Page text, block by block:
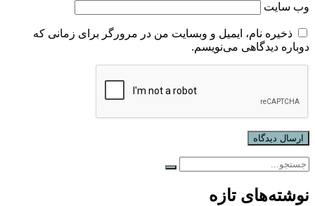
وب‌ سایت
ذخیره نام، ایمیل و وبسایت من در مرورگر برای زمانی که
دوباره دیدگاهی می‌نویسم.
نوشته‌های تازه